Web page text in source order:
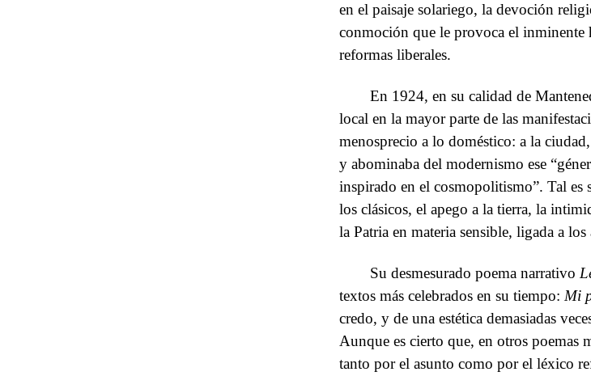
en el paisaje solariego, la devoción
conmoción que le provoca el
reformas liberales.
En 1924, en su calidad de
local en la mayor parte de las
menosprecio a lo doméstico: a la
y abominaba del modernismo ese
inspirado en el cosmopolitismo”. Tal es
los clásicos, el apego a la tierra, la
la Patria en materia sensible, ligada a los
Su desmesurado poema narrativo
textos más celebrados en su tiempo: Mi
credo, y de una estética demasiadas
Aunque es cierto que, en otros poemas
tanto por el asunto como por el léxico